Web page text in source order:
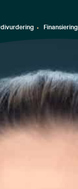
Finansiering